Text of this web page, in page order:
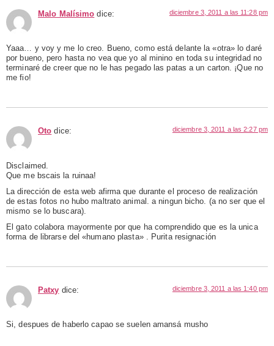
Malo Malísimo dice: diciembre 3, 2011 a las 11:28 pm
Yaaa… y voy y me lo creo. Bueno, como está delante la «otra» lo daré
por bueno, pero hasta no vea que yo al minino en toda su integridad no
terminaré de creer que no le has pegado las patas a un carton. ¡Que no
me fio!
Oto dice: diciembre 3, 2011 a las 2:27 pm
Disclaimed.
Que me bscais la ruinaa!
La dirección de esta web afirma que durante el proceso de realización
de estas fotos no hubo maltrato animal. a ningun bicho. (a no ser que el
mismo se lo buscara).
El gato colabora mayormente por que ha comprendido que es la unica
forma de librarse del «humano plasta» . Purita resignación
Patxy dice: diciembre 3, 2011 a las 1:40 pm
Si, despues de haberlo capao se suelen amansá musho